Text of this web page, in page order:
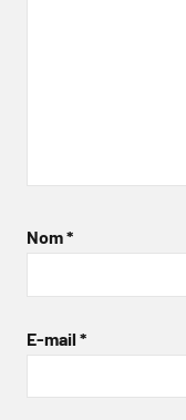
Nom*
E-mail *